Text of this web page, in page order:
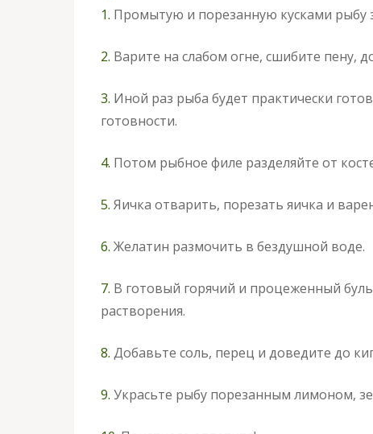
1. Промытую и порезанную кусками рыбу
2. Варите на слабом огне, сшибите пену,
3. Иной раз рыба будет практически
готовности.
4. Потом рыбное филе разделяйте от
5. Яичка отварить, порезать яичка и
6. Желатин размочить в бездушной воде.
7. В готовый горячий и процеженный
растворения.
8. Добавьте соль, перец и доведите до
9. Украсьте рыбу порезанным лимоном,